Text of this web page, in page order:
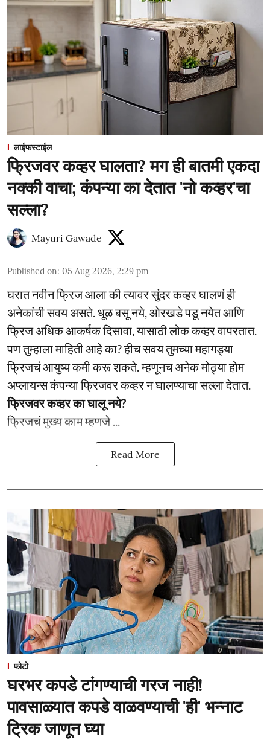
लाईफस्टाईल
फ्रिजवर कव्हर घालता? मग ही बातमी एकदा
नक्की वाचा; कंपन्या का देतात 'नो कव्हर'चा
सल्ला?
Mayuri Gawade
Published on: 05 Aug 2026, 2:29 pm
घरात नवीन फ्रिज आला की त्यावर सुंदर कव्हर घालणं ही
अनेकांची सवय असते. धूळ बसू नये, ओरखडे पडू नयेत आणि
फ्रिज अधिक आकर्षक दिसावा, यासाठी लोक कव्हर वापरतात.
पण तुम्हाला माहिती आहे का? हीच सवय तुमच्या महागड्या
फ्रिजचं आयुष्य कमी करू शकते. म्हणूनच अनेक मोठ्या होम
अप्लायन्स कंपन्या फ्रिजवर कव्हर न घालण्याचा सल्ला देतात.
फ्रिजवर कव्हर का घालू नये?
फ्रिजचं मुख्य काम म्हणजे ...
Read More
फोटो
घरभर कपडे टांगण्याची गरज नाही!
पावसाळ्यात कपडे वाळवण्याची 'ही' भन्नाट
ट्रिक जाणून घ्या